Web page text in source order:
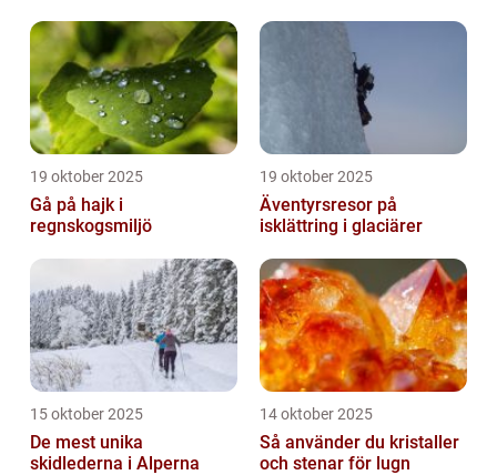
19 oktober 2025
Gå på hajk i
regnskogsmiljö
19 oktober 2025
Äventyrsresor på
isklättring i glaciärer
15 oktober 2025
De mest unika
skidlederna i Alperna
14 oktober 2025
Så använder du kristaller
och stenar för lugn